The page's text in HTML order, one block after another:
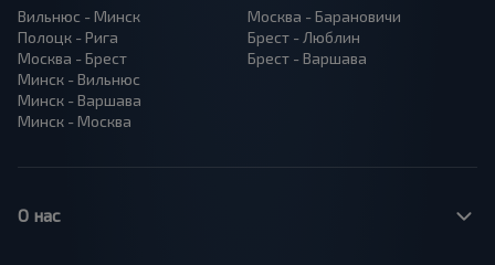
Вильнюс - Минск
Полоцк - Рига
Москва - Брест
Минск - Вильнюс
Минск - Варшава
Минск - Москва
Москва - Барановичи
Брест - Люблин
Брест - Варшава
О нас